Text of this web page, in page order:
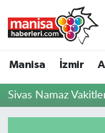
Manisa İzmir
Sivas Namaz
Akhisar
Manisa Nöbetçi
Manisa Namaz